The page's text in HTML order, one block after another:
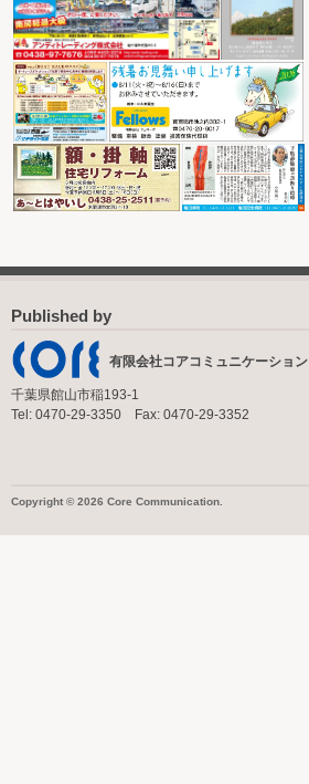
Published by
有限会社コアコミュニケーション
千葉県館山市稲193-1
Tel: 0470-29-3350 Fax: 0470-29-3352
Copyright © 2026 Core Communication.